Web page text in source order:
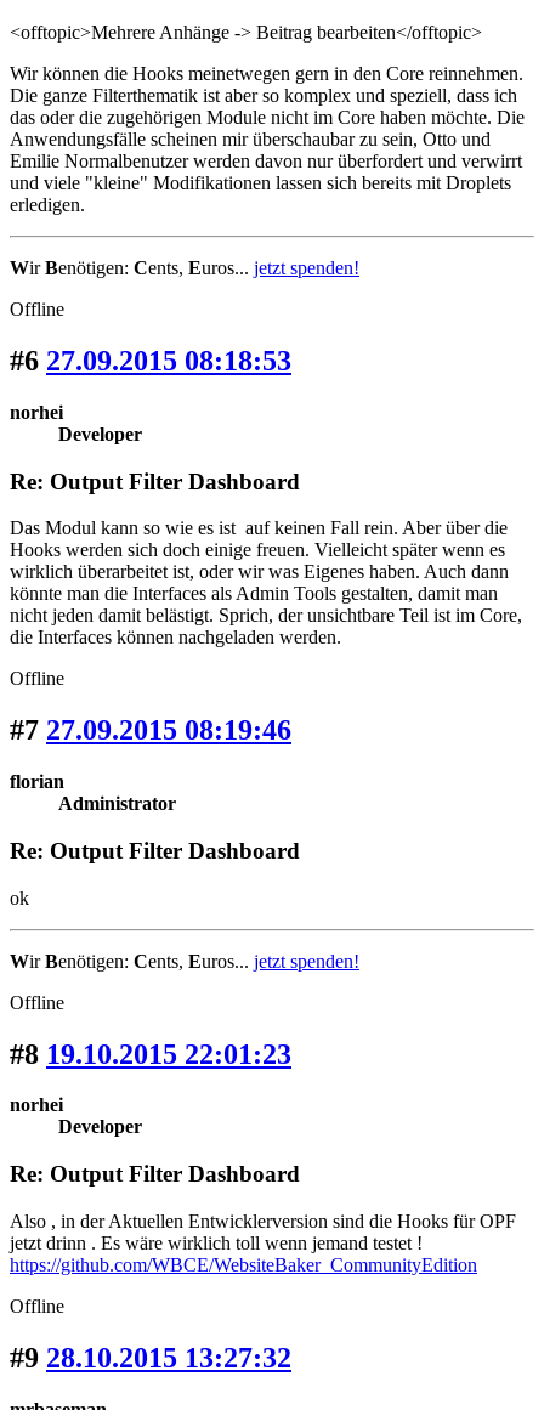
<offtopic>Mehrere Anhänge -> Beitrag bearbeiten</offtopic>
Wir können die Hooks meinetwegen gern in den Core reinnehmen.
Die ganze Filterthematik ist aber so komplex und speziell, dass ich
das oder die zugehörigen Module nicht im Core haben möchte. Die
Anwendungsfälle scheinen mir überschaubar zu sein, Otto und
Emilie Normalbenutzer werden davon nur überfordert und verwirrt
und viele "kleine" Modifikationen lassen sich bereits mit Droplets
erledigen.
WirBenötigen: Cents, Euros... jetzt spenden!
Offline
#6 27.09.2015 08:18:53
norhei
Developer
Re: Output Filter Dashboard
Das Modul kann so wie es ist auf keinen Fall rein. Aber über die
Hooks werden sich doch einige freuen. Vielleicht später wenn es
wirklich überarbeitet ist, oder wir was Eigenes haben. Auch dann
könnte man die Interfaces als Admin Tools gestalten, damit man
nicht jeden damit belästigt. Sprich, der unsichtbare Teil ist im Core,
die Interfaces können nachgeladen werden.
Offline
#7 27.09.2015 08:19:46
florian
Administrator
Re: Output Filter Dashboard
ok
WirBenötigen: Cents, Euros... jetzt spenden!
Offline
#8 19.10.2015 22:01:23
norhei
Developer
Re: Output Filter Dashboard
Also , in der Aktuellen Entwicklerversion sind die Hooks für OPF
jetzt drinn . Es wäre wirklich toll wenn jemand testet !
https://github.com/WBCE/WebsiteBaker_CommunityEdition
Offline
#9 28.10.2015 13:27:32